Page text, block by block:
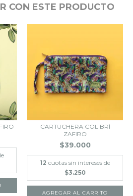
CON ESTE PRODUCTO
CARTUCHERA COLIBRÍ
ZAFIRO
$39.000
12 cuotas sin intereses de
$3.250